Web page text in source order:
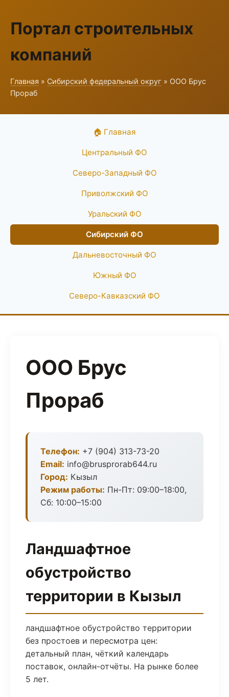
Портал строительных
компаний
Главная » Сибирский федеральный округ » ООО Брус
Прораб
🏠 Главная
Центральный ФО
Северо-Западный ФО
Приволжский ФО
Уральский ФО
Сибирский ФО
Дальневосточный ФО
Южный ФО
Северо-Кавказский ФО
ООО Брус
Прораб
Телефон: +7 (904) 313-73-20
Email: info@brusprorab644.ru
Город: Кызыл
Режим работы: Пн-Пт: 09:00–18:00,
Сб: 10:00–15:00
Ландшафтное
обустройство
территории в Кызыл
ландшафтное обустройство территории
без простоев и пересмотра цен:
детальный план, чёткий календарь
поставок, онлайн-отчёты. На рынке более
5 лет.